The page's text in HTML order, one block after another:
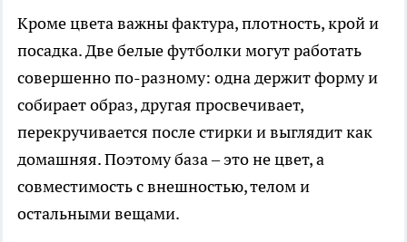
Кроме цвета важны фактура, плотность, крой и
посадка. Две белые футболки могут работать
совершенно по-разному: одна держит форму и
собирает образ, другая просвечивает,
перекручивается после стирки и выглядит как
домашняя. Поэтому база – это не цвет, а
совместимость с внешностью, телом и
остальными вещами.